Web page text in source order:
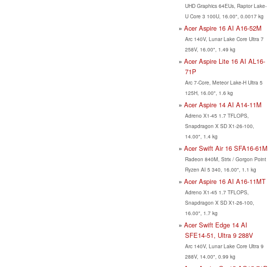
UHD Graphics 64EUs, Raptor Lake-
U Core 3 100U, 16.00", 0.0017 kg
Acer Aspire 16 AI A16-52M
Arc 140V, Lunar Lake Core Ultra 7
258V, 16.00", 1.49 kg
Acer Aspire Lite 16 AI AL16-
71P
Arc 7-Core, Meteor Lake-H Ultra 5
125H, 16.00", 1.6 kg
Acer Aspire 14 AI A14-11M
Adreno X1-45 1.7 TFLOPS,
Snapdragon X SD X1-26-100,
14.00", 1.4 kg
Acer Swift Air 16 SFA16-61M
Radeon 840M, Strix / Gorgon Point
Ryzen AI 5 340, 16.00", 1.1 kg
Acer Aspire 16 AI A16-11MT
Adreno X1-45 1.7 TFLOPS,
Snapdragon X SD X1-26-100,
16.00", 1.7 kg
Acer Swift Edge 14 AI
SFE14-51, Ultra 9 288V
Arc 140V, Lunar Lake Core Ultra 9
288V, 14.00", 0.99 kg